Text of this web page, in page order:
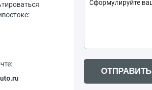
ОТПРАВИТЬ